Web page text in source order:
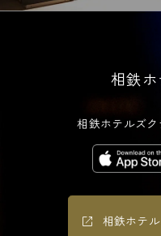
相鉄
相鉄ホテルズ
相鉄ホテ